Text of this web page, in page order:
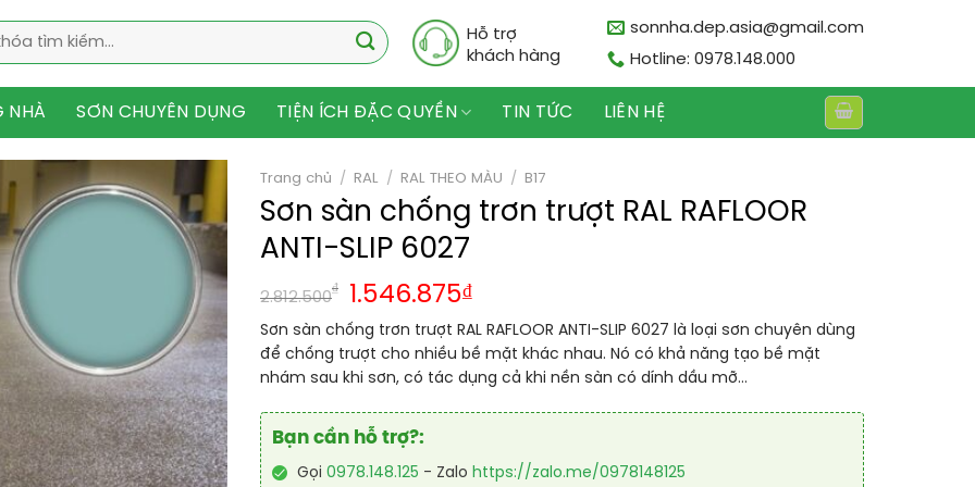
Hỗ trợ
khách hàng
sonnha.dep.asia@gmail.com
Hotline: 0978.148.000
NHÀ SƠN CHUYÊN DỤNG TIỆN ÍCH ĐẶC QUYỀN TIN TỨC LIÊN HỆ
Trang chủ / RAL / RAL THEO MÀU / B17
Sơn sàn chống trơn trượt RAL RAFLOOR
ANTI-SLIP 6027
2.812.500
₫ 1.546.875₫
Sơn sàn chống trơn trượt RAL RAFLOOR ANTI-SLIP 6027 là loại sơn chuyên dùng
để chống trượt cho nhiều bề mặt khác nhau. Nó có khả năng tạo bề mặt
nhám sau khi sơn, có tác dụng cả khi nền sàn có dính dầu mỡ…
Bạn cần hỗ trợ?:
Gọi 0978.148.125 - Zalo https://zalo.me/0978148125